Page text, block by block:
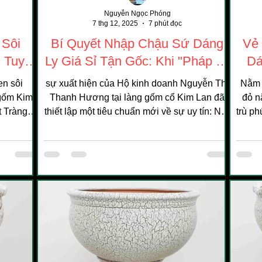
Lạt
sôi
Kim
Tràng,
pha
tế. Bài
cho
hạng
Bí Quyết Nhập Chậu Sứ Dáng
Ly Giá Sỉ Tận Gốc: Khi "Pháp Lý
Minh Bạch" Trở Thành Bảo
Chứng Vàng Cho Chất Lượng
sự xuất hiện của Hộ kinh doanh Nguyễn Thị
Thanh Hương tại làng gốm cổ Kim Lan đã
thiết lập một tiêu chuẩn mới về sự uy tín: Nơi
chứng vàng" cho niềm tin của khách hàng.
Nguyễn Ngọc Phóng
7 thg 12, 2025
7 phút đọc
Vẻ
đỏ
trù
sứ
phát
sản